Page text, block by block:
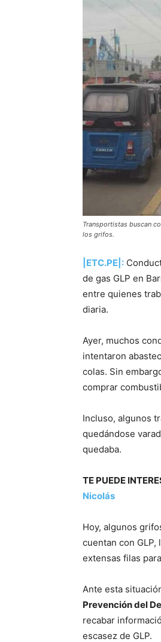
Transportistas buscan
los grifos.
|ETC.PE|:
de gas GLP en
entre quienes
diaria.
Ayer, muchos
intentaron
colas. Sin
comprar
Incluso, algunos
quedándose
quedaba.
TE PUEDE
Nicolás
Hoy, algunos
cuentan con
extensas filas
Ante esta
Prevención del
recabar
escasez de GLP.